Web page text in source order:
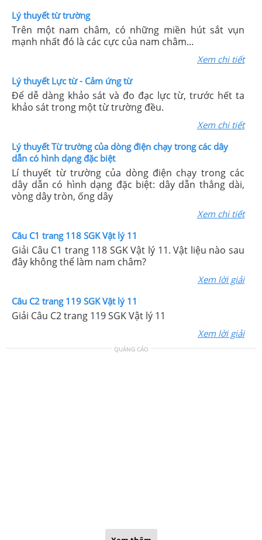
Lý thuyết từ trường
Trên một nam châm, có những miền hút sắt vụn
mạnh nhất đó là các cực của nam châm...
Xem chi tiết
Lý thuyết Lực từ - Cảm ứng từ
Để dễ dàng khảo sát và đo đạc lực từ, trước hết ta
khảo sát trong một từ trường đều.
Xem chi tiết
Lý thuyết Từ trường của dòng điện chạy trong các dây
dẫn có hình dạng đặc biệt
Lí thuyết từ trường của dòng điện chạy trong các
dây dẫn có hình dạng đặc biệt: dây dẫn thẳng dài,
vòng dây tròn, ống dây
Xem chi tiết
Câu C1 trang 118 SGK Vật lý 11
Giải Câu C1 trang 118 SGK Vật lý 11. Vật liệu nào sau
đây không thể làm nam châm?
Xem lời giải
Câu C2 trang 119 SGK Vật lý 11
Giải Câu C2 trang 119 SGK Vật lý 11
Xem lời giải
QUẢNG CÁO